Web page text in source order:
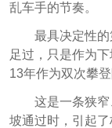
乱车手的节奏。
最具决定性
足过，只是作为
13年作为双次攀
这是一条狭
坡通过时，引起